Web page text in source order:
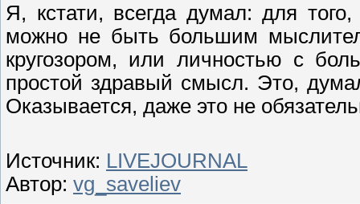
Я, кстати, всегда думал: для
можно не быть большим
кругозором, или личностью с
простой здравый смысл. Это,
Оказывается, даже это не
Источник: LIVEJOURNAL
Автор: vg_saveliev